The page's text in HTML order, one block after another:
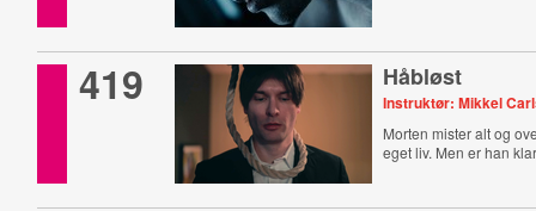
419 Håbløst
Instruktør: Mikkel
Morten mister alt og
eget liv. Men er han